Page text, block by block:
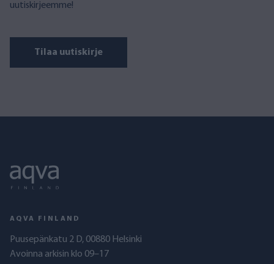
uutiskirjeemme!
Tilaa uutiskirje
AQVA FINLAND
Puusepänkatu 2 D, 00880 Helsinki
Avoinna arkisin klo 09–17